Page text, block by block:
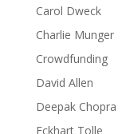
Carol Dweck
Charlie Munger
Crowdfunding
David Allen
Deepak Chopra
Eckhart Tolle